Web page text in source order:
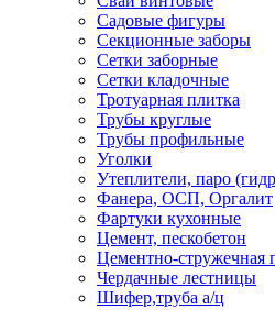
Садовые фигуры
Секционные заборы
Сетки заборные
Сетки кладочные
Тротуарная плитка
Трубы круглые
Трубы профильные
Уголки
Утеплители, паро
Фанера, ОСП, Оргалит
Фартуки кухонные
Цемент, пескобетон
Цементно-стружечная
Чердачные лестницы
Шифер,труба а/ц